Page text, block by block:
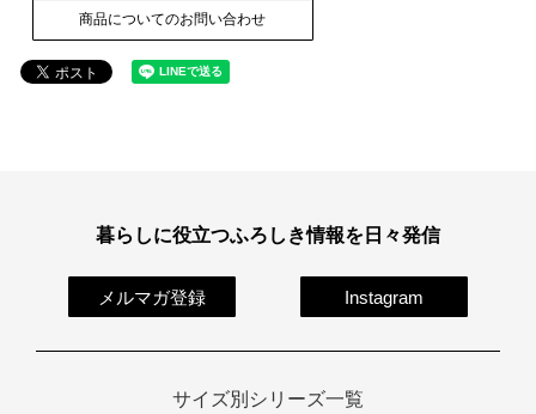
商品についてのお問い合わせ
暮らしに役立つふろしき情報を日々発信
メルマガ登録 Instagram
サイズ別シリーズ一覧